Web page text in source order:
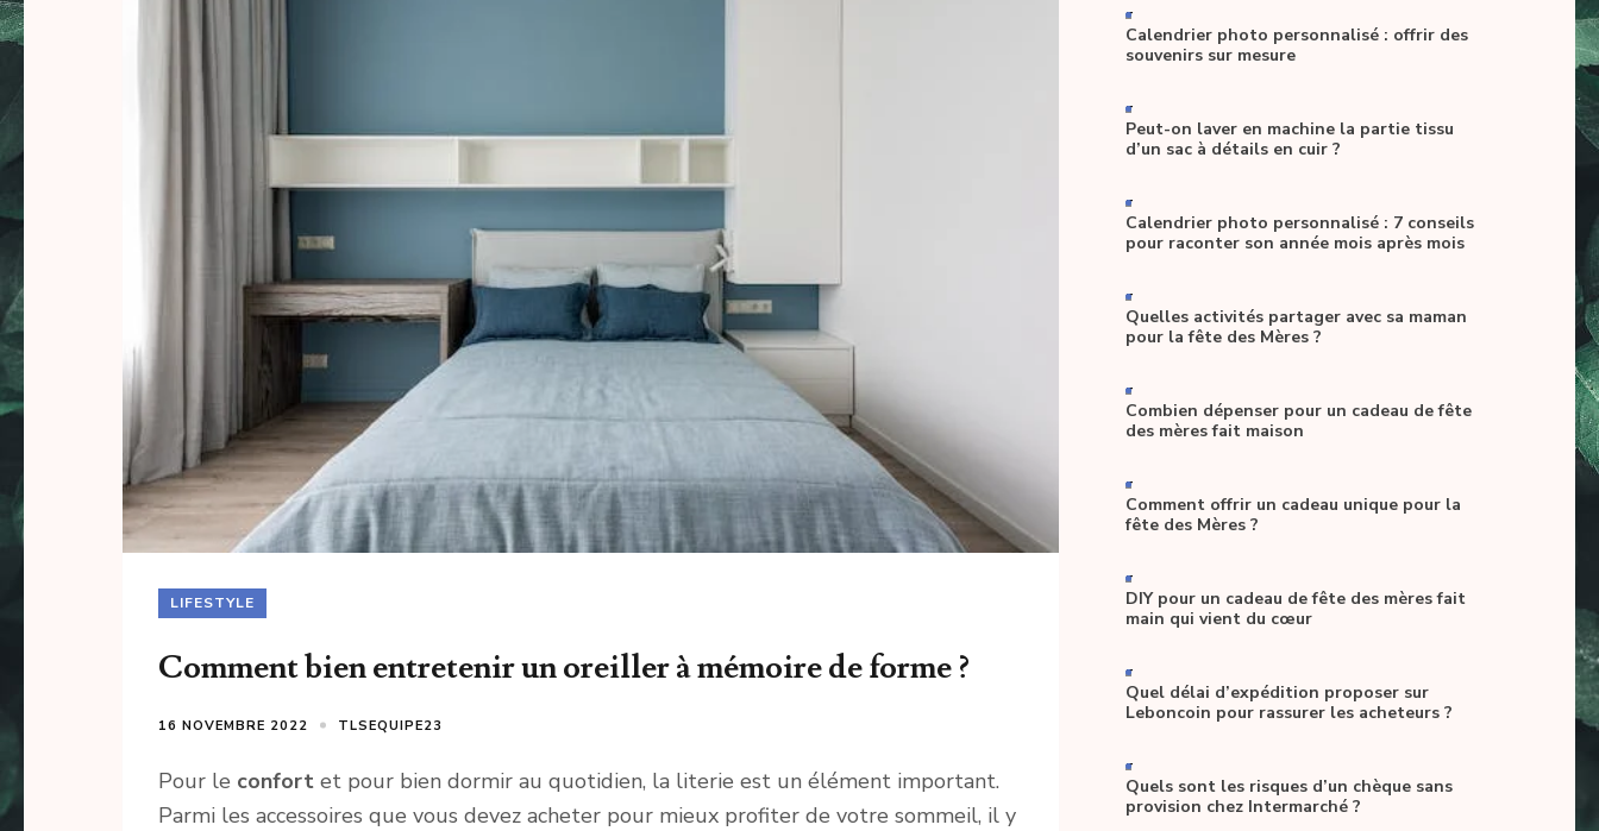
LIFESTYLE
Comment bien entretenir un oreiller à mémoire de forme ?
16 NOVEMBRE 2022 TLSEQUIPE23
Pour le confort et pour bien dormir au quotidien, la literie est un élément important.
Parmi les accessoires que vous devez acheter pour mieux profiter de votre sommeil, il y
-
Calendrier photo personnalisé : offrir des
souvenirs sur mesure
-
Peut-on laver en machine la partie tissu
d’un sac à détails en cuir ?
-
Calendrier photo personnalisé : 7 conseils
pour raconter son année mois après mois
-
Quelles activités partager avec sa maman
pour la fête des Mères ?
-
Combien dépenser pour un cadeau de fête
des mères fait maison
-
Comment offrir un cadeau unique pour la
fête des Mères ?
-
DIY pour un cadeau de fête des mères fait
main qui vient du cœur
-
Quel délai d’expédition proposer sur
Leboncoin pour rassurer les acheteurs ?
-
Quels sont les risques d’un chèque sans
provision chez Intermarché ?